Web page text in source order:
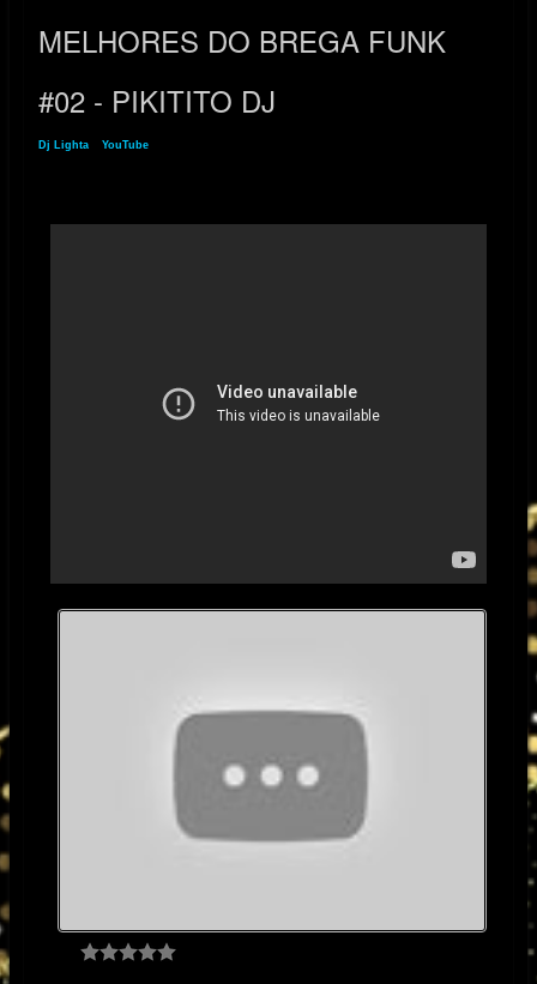
MELHORES DO BREGA FUNK
#02 - PIKITITO DJ
Dj Lighta YouTube